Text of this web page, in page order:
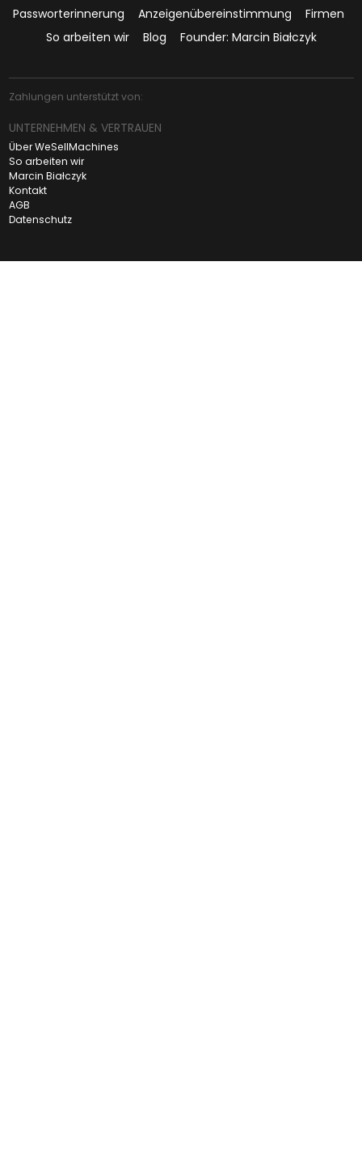
Passworterinnerung Anzeigenübereinstimmung
Firmen
So arbeiten wir
Blog Founder: Marcin Białczyk
Zahlungen unterstützt von:
UNTERNEHMEN & VERTRAUEN
Über WeSellMachines
So arbeiten wir
Marcin Białczyk
Kontakt
AGB
Datenschutz